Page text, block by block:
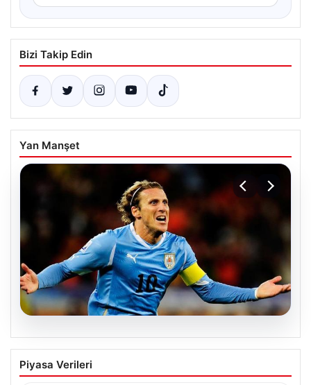
Bizi Takip Edin
Yan Manşet
06.08.2026
Diego Forlan Uruguay Milli Takımı’nın
yeni teknik direktörü oldu
Piyasa Verileri